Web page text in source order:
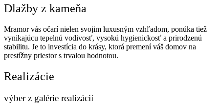
Dlažby z kameňa
Mramor vás očarí nielen svojim luxusným vzhľadom, ponúka tiež
vynikajúcu tepelnú vodivosť, vysokú hygienickosť a prirodzenú
stabilitu. Je to investícia do krásy, ktorá premení váš domov na
prestížny priestor s trvalou hodnotou.
Realizácie
výber z galérie realizácií